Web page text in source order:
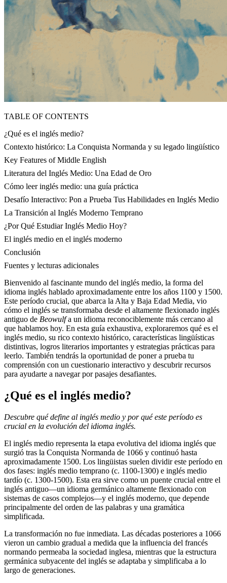
TABLE OF CONTENTS
¿Qué es el inglés medio?
Contexto histórico: La Conquista Normanda y su legado lingüístico
Key Features of Middle English
Literatura del Inglés Medio: Una Edad de Oro
Cómo leer inglés medio: una guía práctica
Desafío Interactivo: Pon a Prueba Tus Habilidades en Inglés Medio
La Transición al Inglés Moderno Temprano
¿Por Qué Estudiar Inglés Medio Hoy?
El inglés medio en el inglés moderno
Conclusión
Fuentes y lecturas adicionales
Bienvenido al fascinante mundo del inglés medio, la forma del
idioma inglés hablado aproximadamente entre los años 1100 y 1500.
Este período crucial, que abarca la Alta y Baja Edad Media, vio
cómo el inglés se transformaba desde el altamente flexionado inglés
antiguo de Beowulfa un idioma reconociblemente más cercano al
que hablamos hoy. En esta guía exhaustiva, exploraremos qué es el
inglés medio, su rico contexto histórico, características lingüísticas
distintivas, logros literarios importantes y estrategias prácticas para
leerlo. También tendrás la oportunidad de poner a prueba tu
comprensión con un cuestionario interactivo y descubrir recursos
para ayudarte a navegar por pasajes desafiantes.
¿Qué es el inglés medio?
Descubre qué define al inglés medio y por qué este período es
crucial en la evolución del idioma inglés.
El inglés medio representa la etapa evolutiva del idioma inglés que
surgió tras la Conquista Normanda de 1066 y continuó hasta
aproximadamente 1500. Los lingüistas suelen dividir este período en
dos fases: inglés medio temprano (c. 1100-1300) e inglés medio
tardío (c. 1300-1500). Esta era sirve como un puente crucial entre el
inglés antiguo—un idioma germánico altamente flexionado con
sistemas de casos complejos—y el inglés moderno, que depende
principalmente del orden de las palabras y una gramática
simplificada.
La transformación no fue inmediata. Las décadas posteriores a 1066
vieron un cambio gradual a medida que la influencia del francés
normando permeaba la sociedad inglesa, mientras que la estructura
germánica subyacente del inglés se adaptaba y simplificaba a lo
largo de generaciones.